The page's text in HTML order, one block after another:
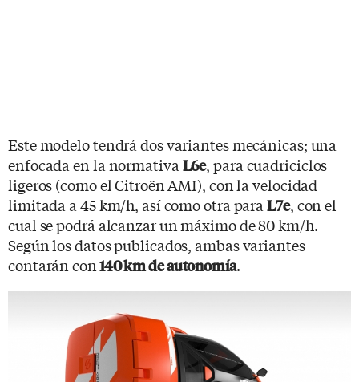
Este modelo tendrá dos variantes mecánicas; una
enfocada en la normativa L6e, para cuadriciclos
ligeros (como el Citroën AMI), con la velocidad
limitada a 45 km/h, así como otra paraL7e, con el
cual se podrá alcanzar un máximo de 80 km/h.
Según los datos publicados, ambas variantes
contarán con140 km de autonomía.